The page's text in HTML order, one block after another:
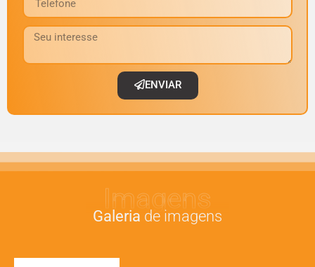
ENVIAR
Imagens
Galeria de imagens